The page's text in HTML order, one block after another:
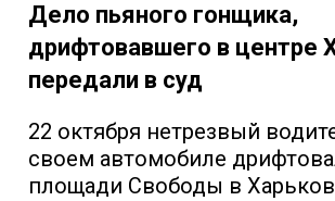
Дело пьяного гонщика,
дрифтовавшего в центре
передали в суд
22 октября нетрезвый
своем автомобиле
площади Свободы в